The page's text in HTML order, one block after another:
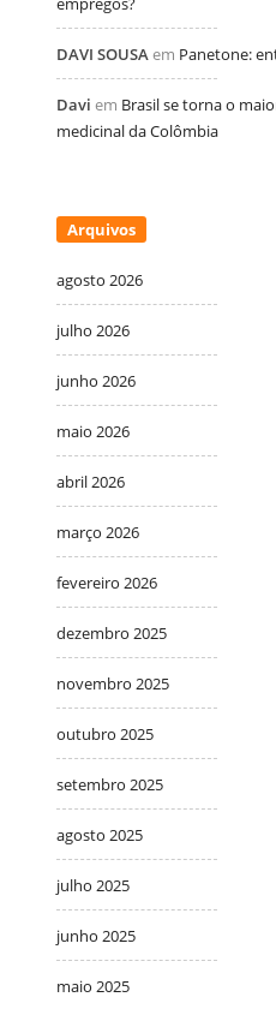
DAVI SOUSA em Panetone:
Davi em Brasil se torna o
medicinal da Colômbia
Arquivos
agosto 2026
julho 2026
junho 2026
maio 2026
abril 2026
março 2026
fevereiro 2026
dezembro 2025
novembro 2025
outubro 2025
setembro 2025
agosto 2025
julho 2025
junho 2025
maio 2025